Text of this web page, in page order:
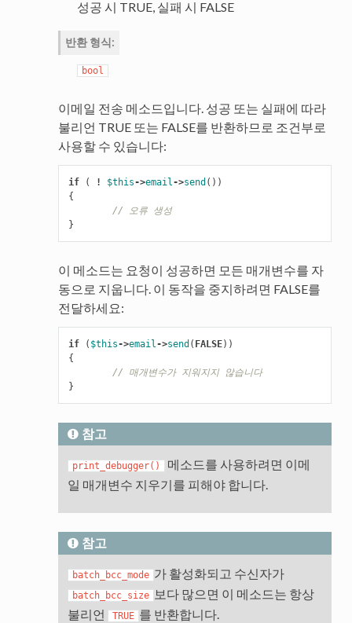
성공 시 TRUE, 실패 시 FALSE
반환 형식:
bool
이메일 전송 메소드입니다. 성공 또는 실패에 따라
불리언 TRUE 또는 FALSE를 반환하므로 조건부로
사용할 수 있습니다:
if ( ! $this->email->send ())
{
// 오류 생성
}
이 메소드는 요청이 성공하면 모든 매개변수를 자
동으로 지웁니다. 이 동작을 중지하려면 FALSE를
전달하세요:
if ( $this->email->send ( FALSE))
{
// 매개변수가 지워지지 않습니다
}
참고
print_debugger()
메소드를 사용하려면 이메
일 매개변수 지우기를 피해야 합니다.
참고
batch_bcc_mode 가 활성화되고 수신자가
batch_bcc_size
보다 많으면 이 메소드는 항상
불리언
TRUE 를 반환합니다.